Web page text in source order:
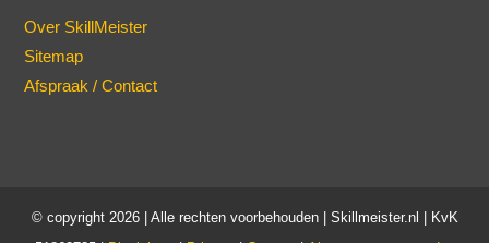
Over SkillMeister
Sitemap
Afspraak / Contact
© copyright 2026 | Alle rechten voorbehouden | Skillmeister.nl | KvK